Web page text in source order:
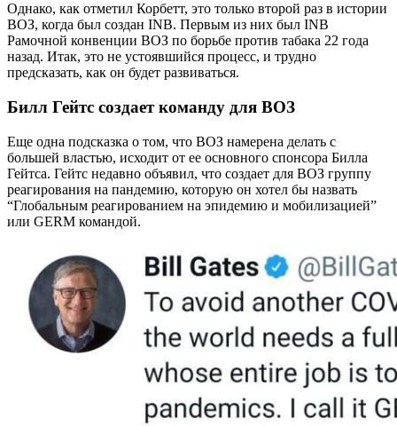
Однако, как отметил Корбетт, это только второй раз в истории
ВОЗ, когда был создан INB. Первым из них был INB
Рамочной конвенции ВОЗ по борьбе против табака 22 года
назад. Итак, это не устоявшийся процесс, и трудно
предсказать, как он будет развиваться.
Билл Гейтс создает команду для ВОЗ
Еще одна подсказка о том, что ВОЗ намерена делать с
большей властью, исходит от ее основного спонсора Билла
Гейтса. Гейтс недавно объявил, что создает для ВОЗ группу
реагирования на пандемию, которую он хотел бы назвать
“Глобальным реагированием на эпидемию и мобилизацией”
или GERM командой.